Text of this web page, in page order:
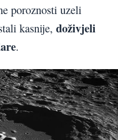
poroznosti uzeli
kasnije, doživjeli
.